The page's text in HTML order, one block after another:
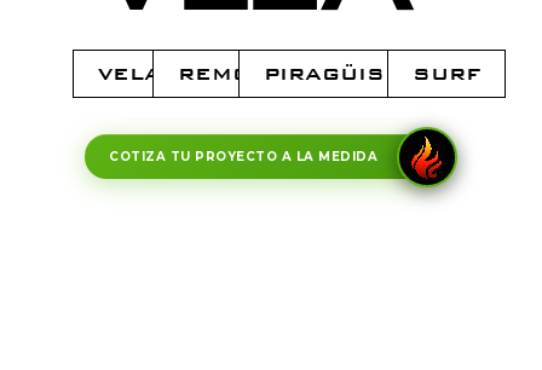
VELA REMO PIRAGÜISMOSURF
COTIZA TU PROYECTO A LA MEDIDA